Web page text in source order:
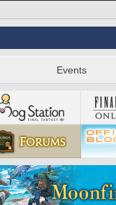
Events